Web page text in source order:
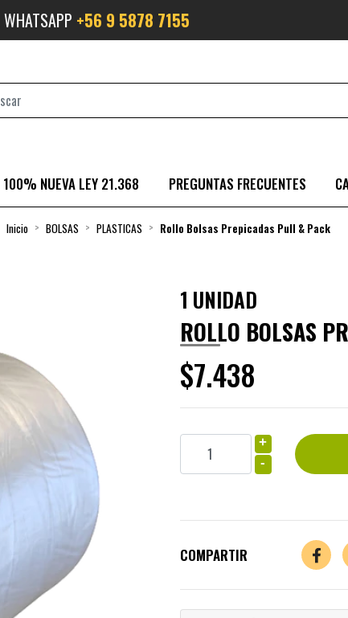
+56 9 5878 7155
100% NUEVA LEY 21.368 PREGUNTAS FRECUENTES
Inicio BOLSAS PLASTICAS Rollo Bolsas Prepicadas Pull & Pack
1 UNIDAD
ROLLO BOLSAS
$7.438
+
-
COMPARTIR